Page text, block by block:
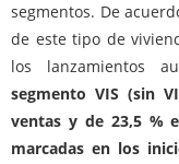
segmentos. De
de este tipo de
los lanzamientos
segmento VIS (sin
ventas y de 23,5 %
marcadas en los